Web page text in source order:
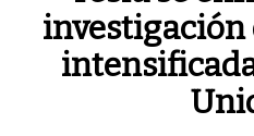
investigación